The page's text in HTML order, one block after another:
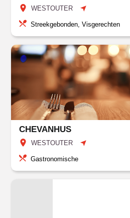
WESTOUTER
Streekgebonden, Visgerechten
CHEVANHUS
WESTOUTER
Gastronomische